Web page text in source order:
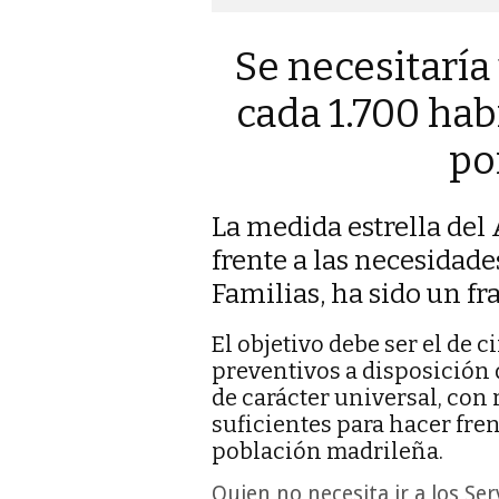
Se
cada 1.700
La medida estrella
frente a las
Familias, ha sido un
El objetivo debe ser el de
preventivos a disposición
de carácter universal,
suficientes para hacer
población madrileña.